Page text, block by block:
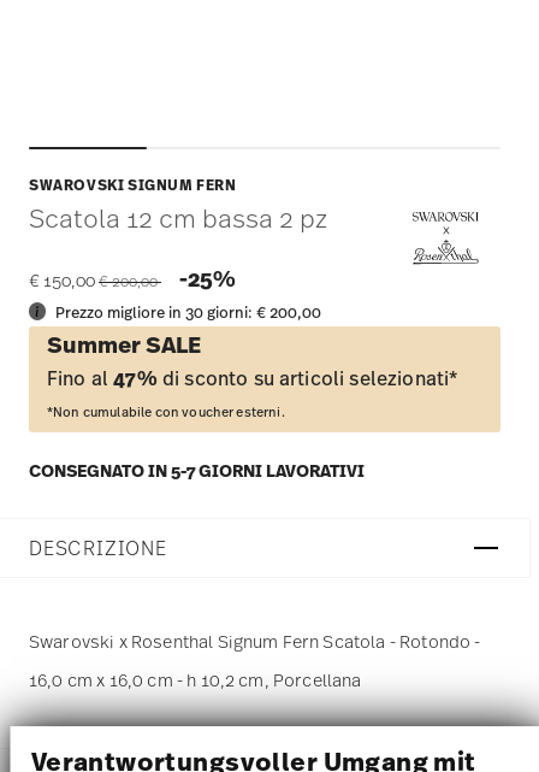
Verantwortungsvoller Umgang mit
SWAROVSKI SIGNUM FERN
Scatola 12 cm bassa 2 pz
€ 150,00 Price reduced from
€ 200,00 -25%
Prezzo migliore in 30 giorni:€ 200,00
Summer SALE
Fino al47%di sconto su articoli selezionati*
*Non cumulabile con voucher esterni.
CONSEGNATO IN 5-7 GIORNI LAVORATIVI
DESCRIZIONE
Swarovski x Rosenthal Signum Fern Scatola - Rotondo -
16,0 cm x 16,0 cm - h 10,2 cm, Porcellana